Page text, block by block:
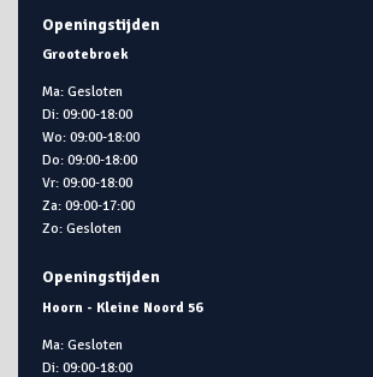
Openingstijden
Grootebroek
Ma: Gesloten
Di: 09:00-18:00
Wo: 09:00-18:00
Do: 09:00-18:00
Vr: 09:00-18:00
Za: 09:00-17:00
Zo: Gesloten
Openingstijden
Hoorn - Kleine Noord 56
Ma: Gesloten
Di: 09:00-18:00